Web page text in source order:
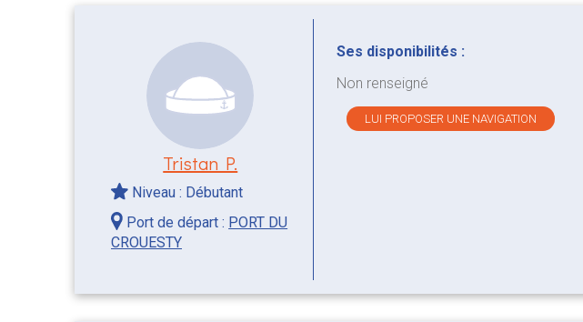
Tristan P.
Niveau : Débutant
Port de départ : PORT DU
CROUESTY
Ses disponibilités :
Non renseigné
LUI PROPOSER UNE NAVIGATION